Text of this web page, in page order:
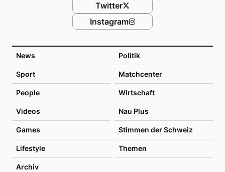
News Politik
Sport Matchcenter
People Wirtschaft
Videos Nau Plus
Games Stimmen der Schweiz
Lifestyle Themen
Archiv
Twitter
Instagram